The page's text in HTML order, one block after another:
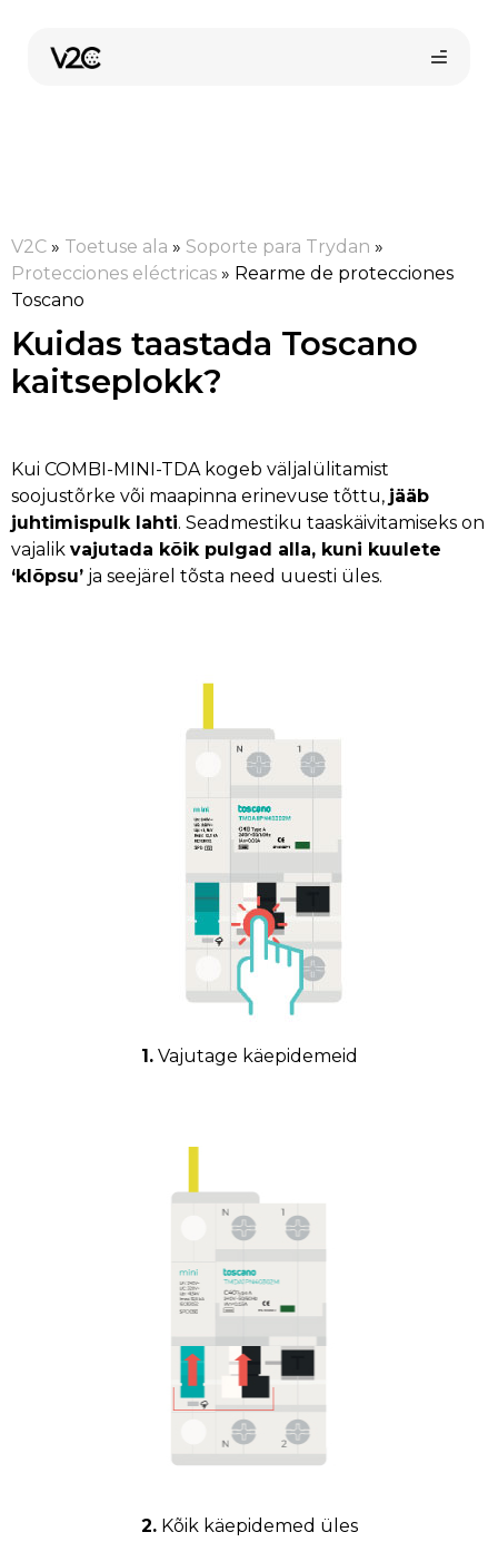
content
V2C » Toetuse ala » Soporte para Trydan »
Protecciones eléctricas » Rearme de protecciones
Toscano
Kuidas taastada Toscano
kaitseplokk?
Kui COMBI-MINI-TDA kogeb väljalülitamist
soojustõrke või maapinna erinevuse tõttu, jääb
juhtimispulk lahti. Seadmestiku taaskäivitamiseks on
vajalik vajutada kõik pulgad alla, kuni kuulete
‘klõpsu’ ja seejärel tõsta need uuesti üles.
1.Vajutage käepidemeid
2.Kõik käepidemed üles